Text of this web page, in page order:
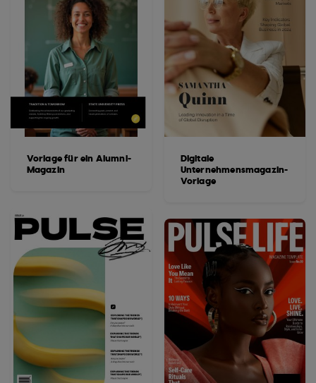
Vorlage für ein Alumni-
Magazin
Digitale
Unternehmensmagazin-
Vorlage